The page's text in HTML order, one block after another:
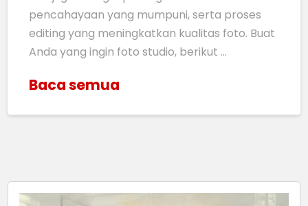
pencahayaan yang mumpuni, serta proses
editing yang meningkatkan kualitas foto. Buat
Anda yang ingin foto studio, berikut …
Baca semua